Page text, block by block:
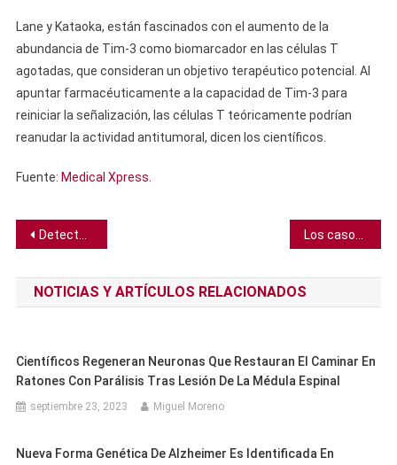
Lane y Kataoka, están fascinados con el aumento de la
abundancia de Tim-3 como biomarcador en las células T
agotadas, que consideran un objetivo terapéutico potencial. Al
apuntar farmacéuticamente a la capacidad de Tim-3 para
reiniciar la señalización, las células T teóricamente podrían
reanudar la actividad antitumoral, dicen los científicos.
Fuente: Medical Xpress
Navegación
de
entradas
Detectan luz detrás de un agujero negro, logrando demostrar que Einstein tenía razón
NOTICIAS Y ARTÍCULOS RELACIONADOS
Científicos Regeneran Neuronas Que Restauran El Caminar En
Ratones Con Parálisis Tras Lesión De La Médula Espinal
septiembre 23, 2023 Miguel Moreno
Nueva Forma Genética De Alzheimer Es Identificada En